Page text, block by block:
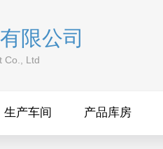
限公司
Co., Ltd
生产车间 产品库房